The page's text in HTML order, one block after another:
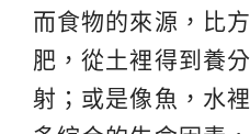
而食物的來源，比
肥，從土裡得到養
射；或是像魚，水